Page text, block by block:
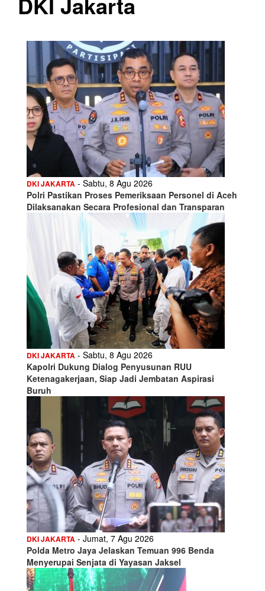
DKI JAKARTA - Sabtu, 8 Agu 2026
Polri Pastikan Proses Pemeriksaan Personel di Aceh
Dilaksanakan Secara Profesional dan Transparan
DKI JAKARTA - Sabtu, 8 Agu 2026
Kapolri Dukung Dialog Penyusunan RUU
Ketenagakerjaan, Siap Jadi Jembatan Aspirasi
Buruh
DKI JAKARTA - Jumat, 7 Agu 2026
Polda Metro Jaya Jelaskan Temuan 996 Benda
Menyerupai Senjata di Yayasan Jaksel